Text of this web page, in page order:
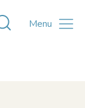
Toggle
Menu